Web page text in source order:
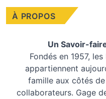
À PROPOS
Un Savoir-
Fondés en 1957, les
appartiennent
famille aux côtés
collaborateurs. Gage